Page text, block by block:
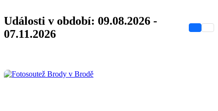
Události v období: 09.08.2026 -
07.11.2026